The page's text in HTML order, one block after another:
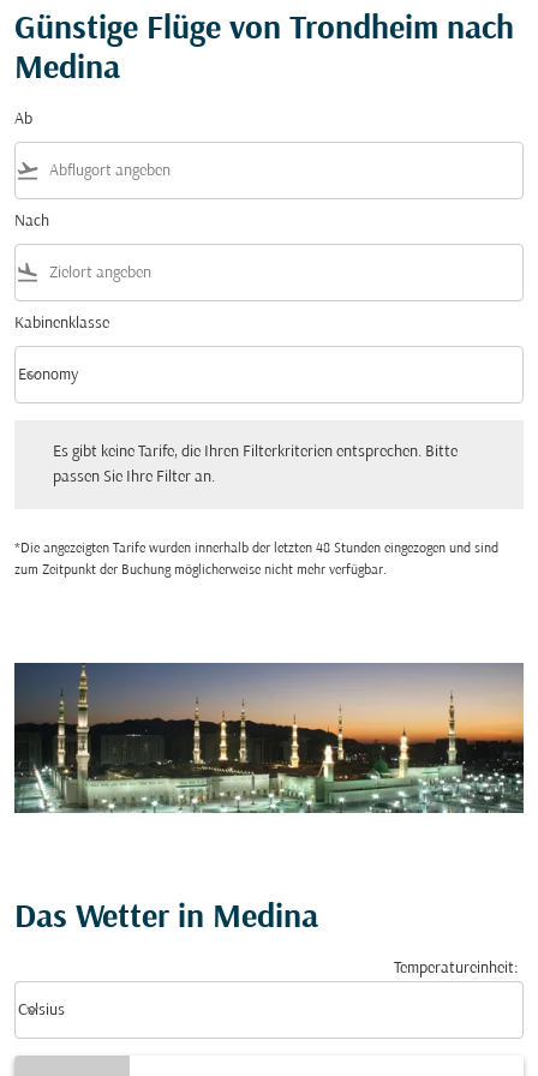
Günstige Flüge von Trondheim nach
Medina
Ab
flight_takeoff
Nach
flight_land
Kabinenklasse
Kabinenklasse option Economy Selected
Economy
keyboard_arrow_down
Es gibt keine Tarife, die Ihren Filterkriterien entsprechen. Bitte
passen Sie Ihre Filter an.
*Die angezeigten Tarife wurden innerhalb der letzten 48 Stunden eingezogen und sind
zum Zeitpunkt der Buchung möglicherweise nicht mehr verfügbar.
Das Wetter in Medina
Temperatureinheit:
Celsius
keyboard_arrow_down